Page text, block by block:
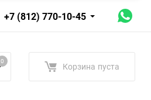
+7 (812) 770-10-45
0 Корзина пуста